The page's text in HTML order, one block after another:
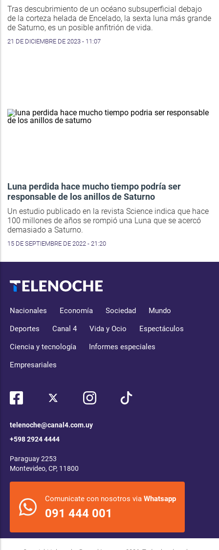
Tras descubrimiento de un océano subsuperficial debajo
de la corteza helada de Encelado, la sexta luna más grande
de Saturno, es un posible anfitrión de vida.
21 DE DICIEMBRE DE 2023 - 11:07
Luna perdida hace mucho tiempo podría ser
responsable de los anillos de Saturno
Un estudio publicado en la revista Science indica que hace
100 millones de años se rompió una Luna que se acercó
demasiado a Saturno.
15 DE SEPTIEMBRE DE 2022 - 21:20
Nacionales Economía Sociedad Mundo
Deportes Canal 4 Vida y Ocio Espectáculos
Ciencia y tecnología Informes especiales
Empresariales
telenoche@canal4.com.uy
+598 2924 4444
Paraguay 2253
Montevideo, CP, 11800
Comunicate con nosotros via Whatsapp
091 444 001